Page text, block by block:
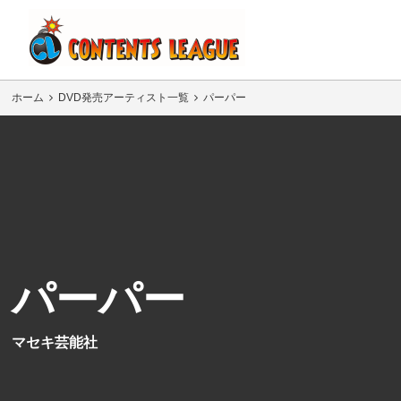
ホーム DVD発売アーティスト一覧 パーパー
パーパー
マセキ芸能社